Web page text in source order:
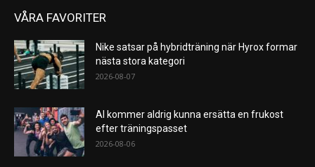
VÅRA FAVORITER
Nike satsar på hybridträning när Hyrox formar
nästa stora kategori
2026-08-07
AI kommer aldrig kunna ersätta en frukost
efter träningspasset
2026-08-06